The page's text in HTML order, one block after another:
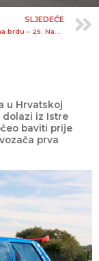
SLJEDEĆE
u Hrvatskoj
dolazi iz Istre
baviti prije
prva